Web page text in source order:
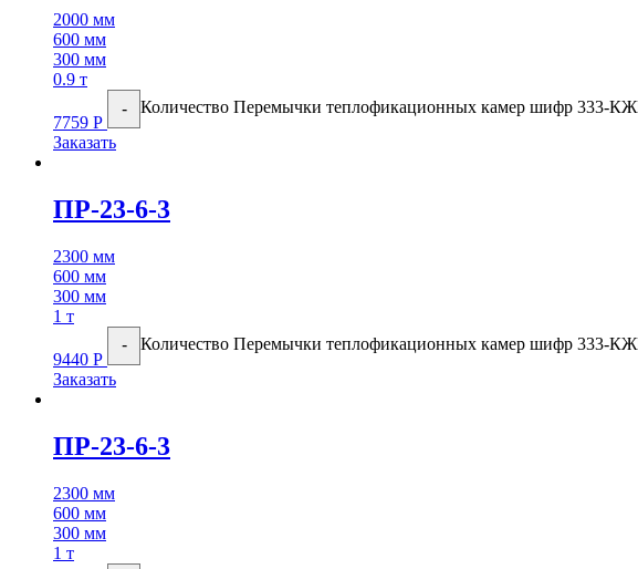
2000 мм
600 мм
300 мм
0.9 т
7759 Р
- Количество Перемычки теплофикационных камер шифр 333-
Заказать
ПР-23-6-3
2300 мм
600 мм
300 мм
1 т
9440 Р
- Количество Перемычки теплофикационных камер шифр 333-
Заказать
ПР-23-6-3
2300 мм
600 мм
300 мм
1 т